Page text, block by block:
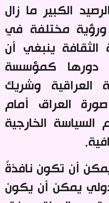
الكبير ما زال
ورؤية مختلفة في
الثقافة ينبغي أن
دورها كمؤسسة
العراقية وشريك
العراق أمام
الخارجية
.
أن تكون نافذةً
يمكن أن يكون